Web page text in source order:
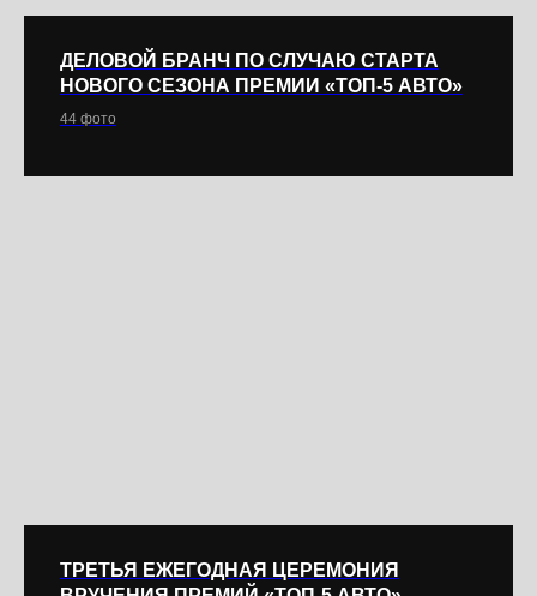
ДЕЛОВОЙ БРАНЧ ПО СЛУЧАЮ СТАРТА
НОВОГО СЕЗОНА ПРЕМИИ «ТОП-5 АВТО»
44 фото
ТРЕТЬЯ ЕЖЕГОДНАЯ ЦЕРЕМОНИЯ
на страницу сайта